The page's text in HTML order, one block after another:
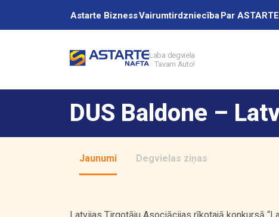
Astarte BiznessVairumtirdzniecībaPar ASTARTE
Laba degviela
Tavam Auto!
DUS Baldone –
Jaunumi Degvielas ziņas